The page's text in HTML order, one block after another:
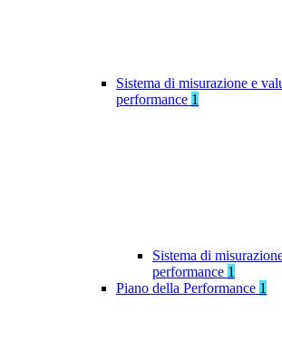
Sistema di misurazione e
performance 1
Sistema di
performance 1
Piano della Performance 1